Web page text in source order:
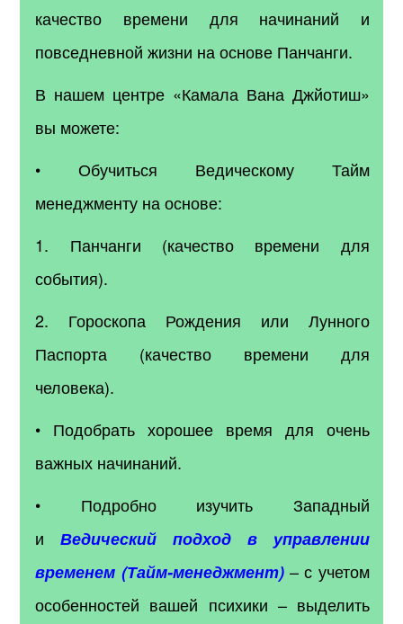
качество времени для начинаний и
повседневной жизни на основе Панчанги.
В нашем центре «Камала Вана Джйотиш»
вы можете:
• Обучиться Ведическому Тайм
менеджменту на основе:
1. Панчанги (качество времени для
события).
2. Гороскопа Рождения или Лунного
Паспорта (качество времени для
человека).
• Подобрать хорошее время для очень
важных начинаний.
• Подробно изучить Западный
иВедический подход в управлении
временем (Тайм-менеджмент)– с учетом
особенностей вашей психики – выделить